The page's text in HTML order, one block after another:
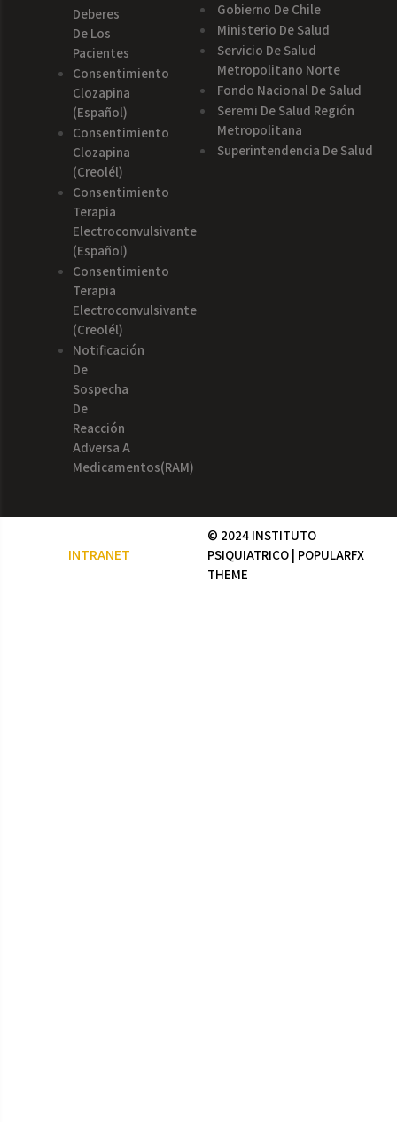
Deberes
De Los
Pacientes
Consentimiento
Clozapina
(español)
Consentimiento
Clozapina
(creolél)
Consentimiento
Terapia
Electroconvulsivante
(español)
Consentimiento
Terapia
Electroconvulsivante
(creolél)
Notificación
De
Sospecha
De
Reacción
Adversa A
Medicamentos(RAM)
Gobierno De Chile
Ministerio De Salud
Servicio De Salud
Metropolitano Norte
Fondo Nacional De Salud
Seremi De Salud Región
Metropolitana
Superintendencia De Salud
INTRANET
© 2024 INSTITUTO
PSIQUIATRICO | POPULARFX
THEME